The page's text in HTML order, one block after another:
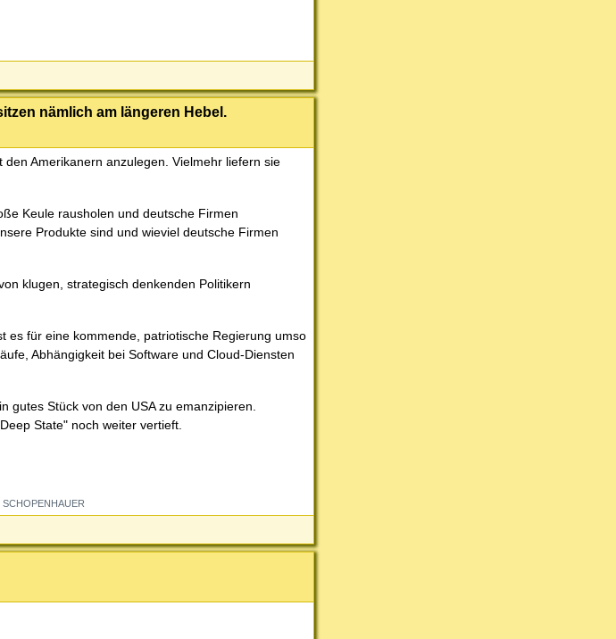
nämlich am längeren Hebel.
Amerikanern anzulegen. Vielmehr liefern sie
Keule rausholen und deutsche Firmen
Produkte sind und wieviel deutsche Firmen
klugen, strategisch denkenden Politikern
es für eine kommende, patriotische Regierung umso
Abhängigkeit bei Software und Cloud-Diensten
Stück von den USA zu emanzipieren.
State" noch weiter vertieft.